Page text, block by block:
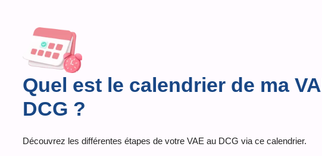
Quel est le calendrier de ma
DCG ?
Découvrez les différentes étapes de votre VAE au DCG via ce calendrier.